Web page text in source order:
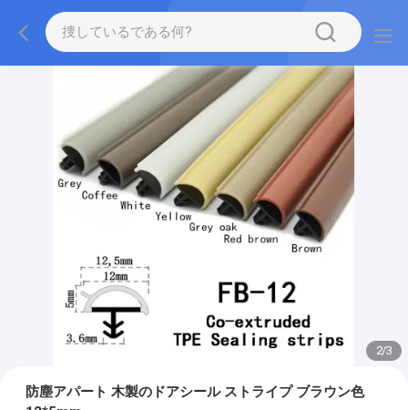
2/3
防塵アパート 木製のドアシール ストライプ ブラウン色